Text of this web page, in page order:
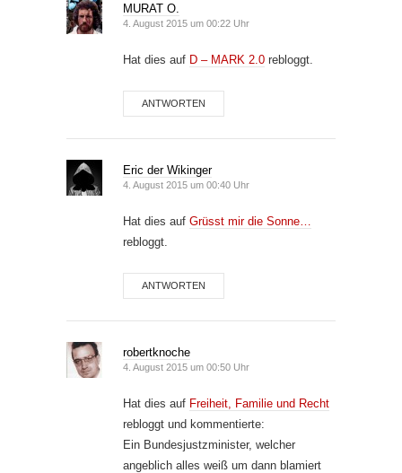
MURAT O.
4. August 2015 um 00:22 Uhr
Hat dies auf D – MARK 2.0 rebloggt.
ANTWORTEN
Eric der Wikinger
4. August 2015 um 00:40 Uhr
Hat dies auf Grüsst mir die Sonne…
rebloggt.
ANTWORTEN
robertknoche
4. August 2015 um 00:50 Uhr
Hat dies auf Freiheit, Familie und Recht
rebloggt und kommentierte:
Ein Bundesjustzminister, welcher
angeblich alles weiß um dann blamiert